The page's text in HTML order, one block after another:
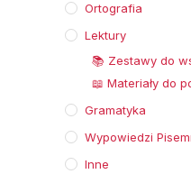
Ortografia
Lektury
📚 Zestawy do
📖 Materiały do
Gramatyka
Wypowiedzi
Inne